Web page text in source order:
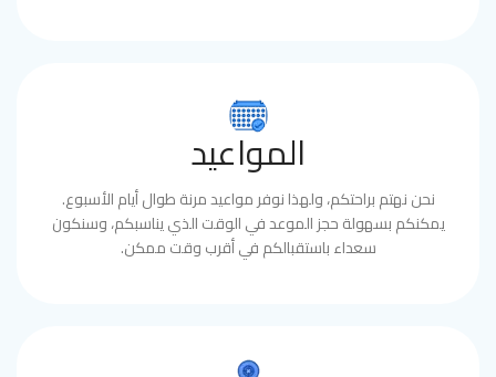
المواعيد
نحن نهتم براحتكم، ولهذا نوفر مواعيد مرنة طوال أيام الأسبوع.
يمكنكم بسهولة حجز الموعد في الوقت الذي يناسبكم، وسنكون
سعداء باستقبالكم في أقرب وقت ممكن.